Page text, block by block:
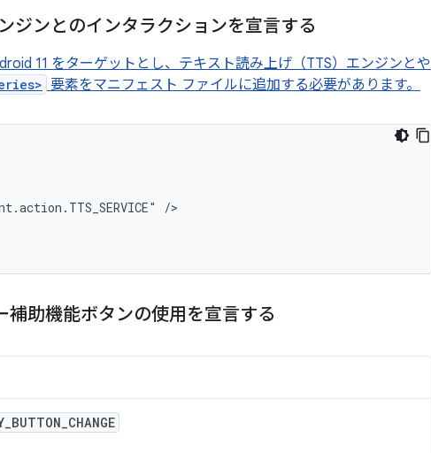
ジンとのインタラクションを宣言する
11 をターゲットとし、テキスト読み上げ（TTS）エンジンとや
要素をマニフェスト ファイルに追加する必要があります。
助機能ボタンの使用を宣言する